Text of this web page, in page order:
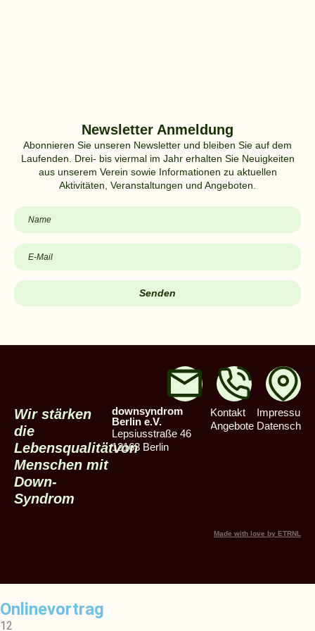
Newsletter Anmeldung
Abonnieren Sie unseren Newsletter und bleiben Sie auf dem
Laufenden. Drei- bis viermal im Jahr erhalten Sie Neuigkeiten
aus unserem Verein sowie Informationen zu aktuellen
Aktivitäten, Veranstaltungen und Angeboten.
Wir stärken
die
Lebensqualitätvon
Menschen mit
Down-
Syndrom
downsyndrom
Berlin e.V.
Lepsiusstraße 46
12163 Berlin
Kontakt
Angebote
Impressum
Datenschutz
Made with love by ETRNL
Onlinevortrag
12